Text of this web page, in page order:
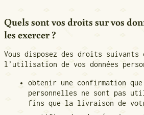
Quels sont vos droits sur vos
les exercer ?
Vous disposez des droits suivants
l’utilisation de vos données
obtenir une confirmation que
personnelles ne sont pas
fins que la livraison de votre